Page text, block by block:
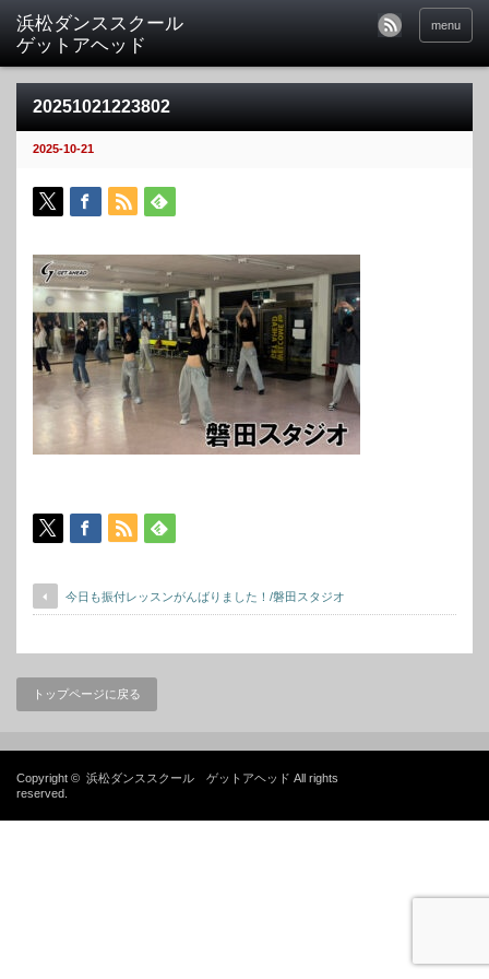
menu
20251021223802
2025-10-21
今日も振付レッスンがんばりました！/磐田スタジオ
トップページに戻る
Copyright © 浜松ダンススクール ゲットアヘッド All rights
reserved.